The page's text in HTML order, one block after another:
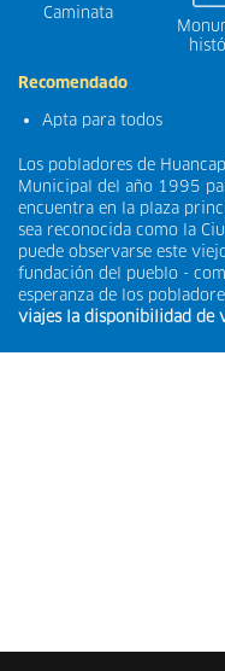
Caminata
Recomendado
Apta para todos
Los pobladores de
Municipal del año 1995
encuentra en la plaza
sea reconocida como la
puede observarse este
fundación del pueblo -
esperanza de los
viajes la disponibilidad de